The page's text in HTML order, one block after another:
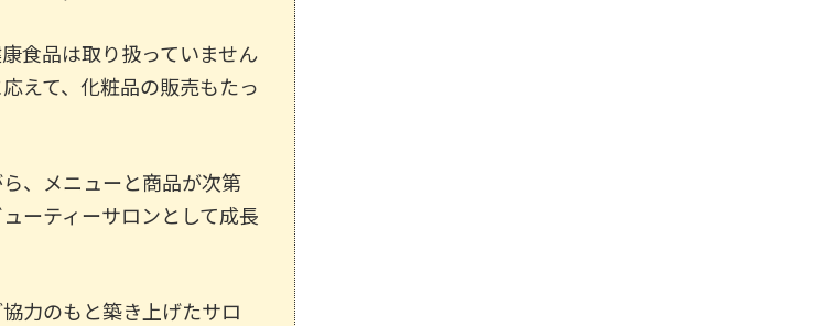
食品は取り扱っていません
えて、化粧品の販売もたっ
、メニューと商品が次第
ーティーサロンとして成長
力のもと築き上げたサロ